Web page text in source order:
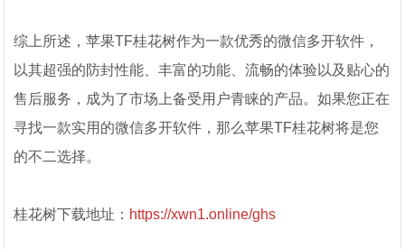
综上所述，苹果TF桂花树作为一款优秀的微信多开软件，
以其超强的防封性能、丰富的功能、流畅的体验以及贴心的
售后服务，成为了市场上备受用户青睐的产品。如果您正在
寻找一款实用的微信多开软件，那么苹果TF桂花树将是您
的不二选择。
桂花树下载地址： https://xwn1.online/ghs